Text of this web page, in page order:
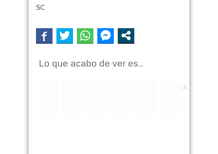
SC
Lo que acabo de ver es..
INCREIBLE